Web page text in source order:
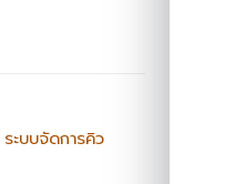
ระบบจัดการคิว